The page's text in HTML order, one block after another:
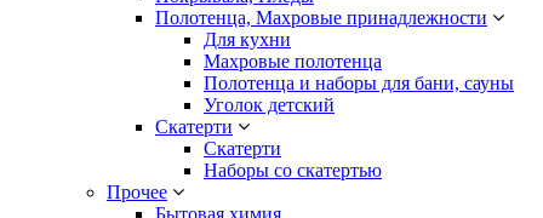
Полотенца, Махровые принадлежности
Для кухни
Махровые полотенца
Полотенца и наборы для бани, сауны
Уголок детский
Скатерти
Скатерти
Наборы со скатертью
Прочее
Бытовая химия